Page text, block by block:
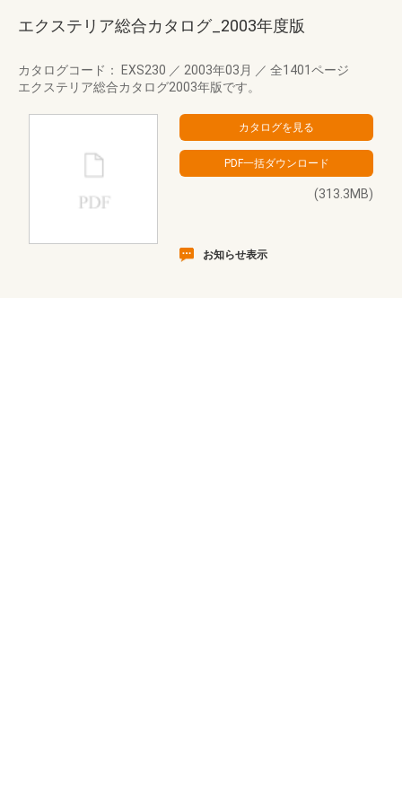
エクステリア総合カタログ_2003年度版
カタログコード： EXS230 ／ 2003年03月 ／ 全1401ページ
エクステリア総合カタログ2003年版です。
(313.3MB)
お知らせ表示